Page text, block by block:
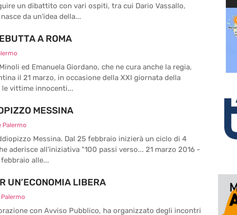
un dibattito con vari ospiti, tra cui Dario Vassallo,
da un'idea della...
A ROMA
ed Emanuela Giordano, che ne cura anche la regia,
il 21 marzo, in occasione della XXI giornata della
le vittime innocenti...
MESSINA
Palermo
Messina. Dal 25 febbraio inizierà un ciclo di 4
aderisce all'iniziativa "100 passi verso... 21 marzo 2016 -
alle...
UN’ECONOMIA LIBERA
con Avviso Pubblico, ha organizzato degli incontri